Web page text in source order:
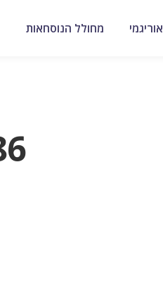
אוריגמי מחולל הנוסחאות